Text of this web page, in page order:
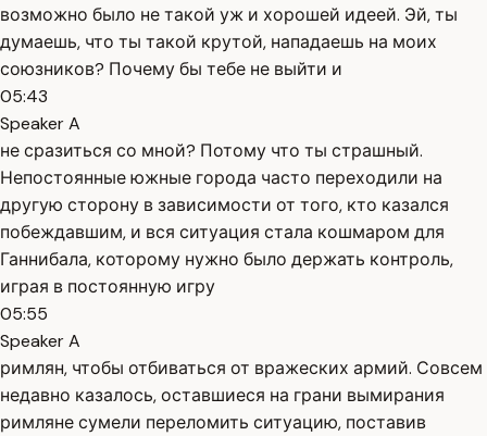
возможно было не такой уж и хорошей идеей. Эй, ты
думаешь, что ты такой крутой, нападаешь на моих
союзников? Почему бы тебе не выйти и
05:43
Speaker A
не сразиться со мной? Потому что ты страшный.
Непостоянные южные города часто переходили на
другую сторону в зависимости от того, кто казался
побеждавшим, и вся ситуация стала кошмаром для
Ганнибала, которому нужно было держать контроль,
играя в постоянную игру
05:55
Speaker A
римлян, чтобы отбиваться от вражеских армий. Совсем
недавно казалось, оставшиеся на грани вымирания
римляне сумели переломить ситуацию, поставив